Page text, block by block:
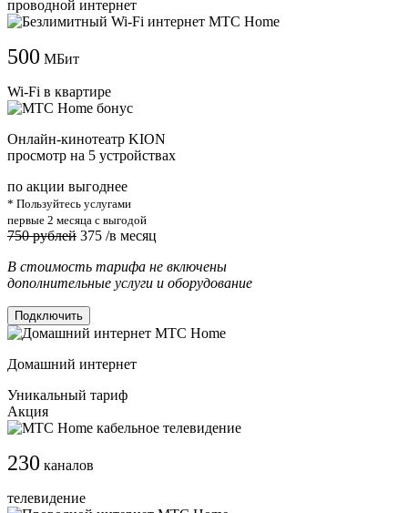
проводной интернет
500 МБит
Wi-Fi в квартире
Онлайн-кинотеатр KION
просмотр на 5 устройствах
по акции выгоднее
* Пользуйтесь услугами
первые 2 месяца с выгодой
750 рублей 375 /в месяц
В стоимость тарифа не включены
дополнительные услуги и оборудование
Подключить
Домашний интернет
Уникальный тариф
Акция
230 каналов
телевидение